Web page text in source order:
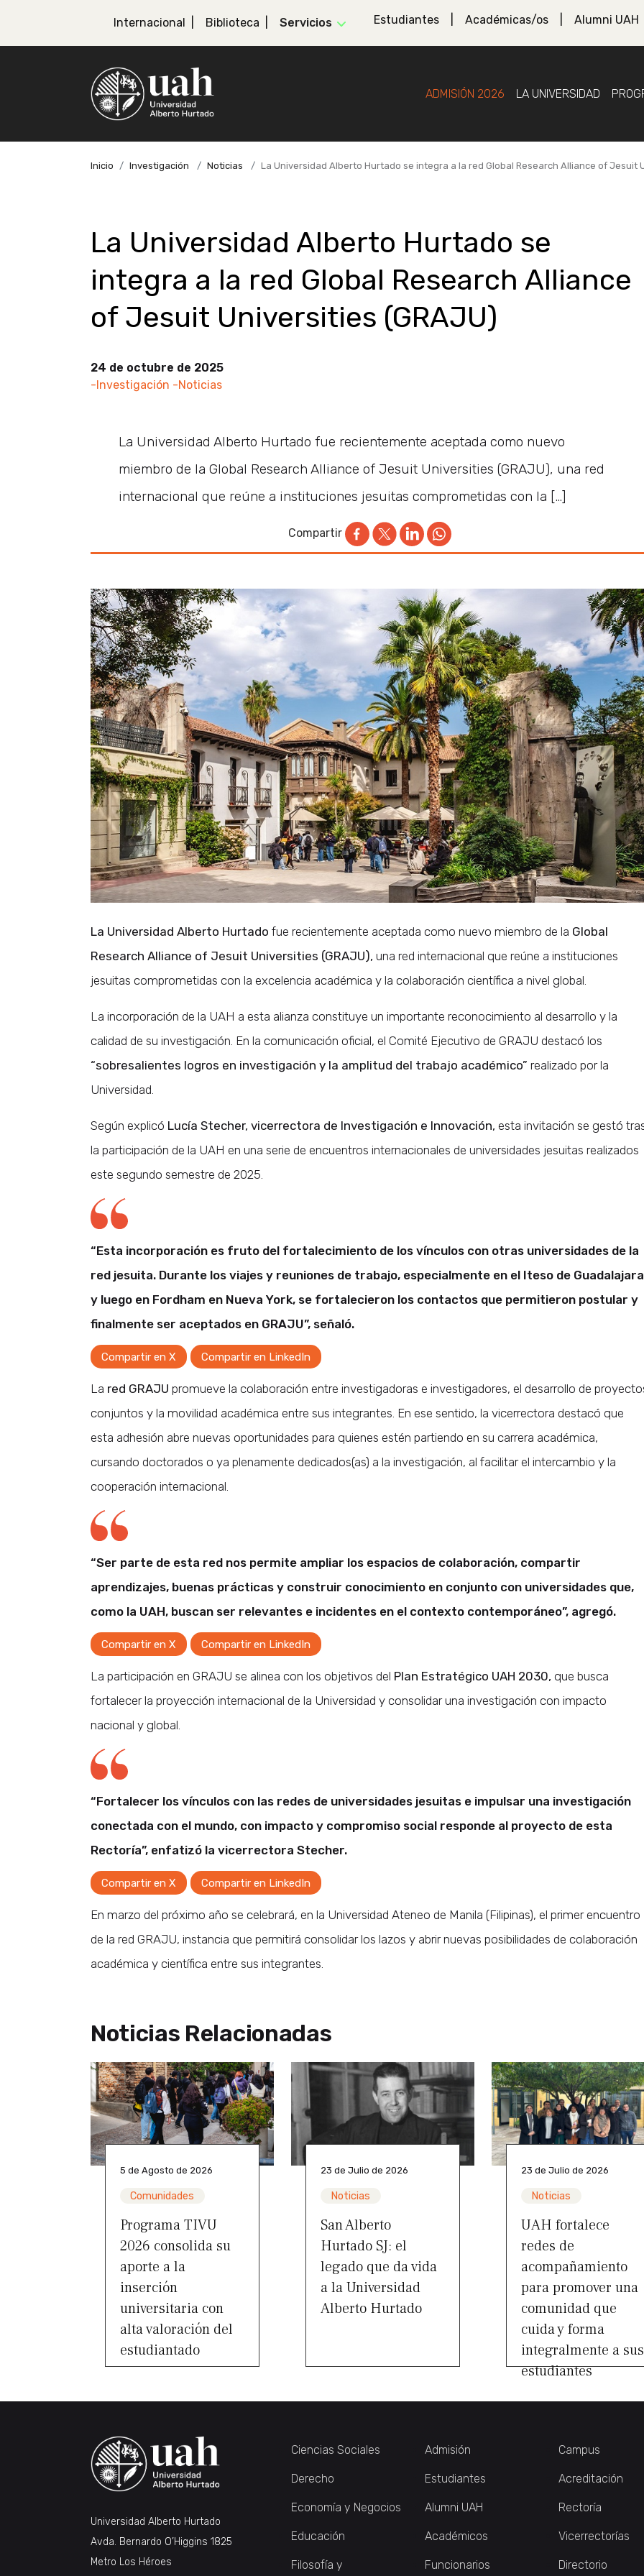
Internacional Biblioteca Servicios Estudiantes Académicas/os Alumni UAH
ADMISIÓN 2026 LA UNIVERSIDAD
Inicio Investigación Noticias La Universidad Alberto Hurtado se integra a la red Global Research Alliance of Jesuit
La Universidad Alberto Hurtado se
integra a la red Global Research Alliance
of Jesuit Universities (GRAJU)
24 de octubre de 2025
-Investigación -Noticias
La Universidad Alberto Hurtado fue recientemente aceptada como nuevo
miembro de la Global Research Alliance of Jesuit Universities (GRAJU), una red
internacional que reúne a instituciones jesuitas comprometidas con la […]
Compartir
La Universidad Alberto Hurtado fue recientemente aceptada como nuevo miembro de la Global
Research Alliance of Jesuit Universities (GRAJU), una red internacional que reúne a instituciones
jesuitas comprometidas con la excelencia académica y la colaboración científica a nivel global.
La incorporación de la UAH a esta alianza constituye un importante reconocimiento al desarrollo y la
calidad de su investigación. En la comunicación oficial, el Comité Ejecutivo de GRAJU destacó los
“sobresalientes logros en investigación y la amplitud del trabajo académico” realizado por la
Universidad.
Según explicó Lucía Stecher, vicerrectora de Investigación e Innovación, esta invitación se gestó
la participación de la UAH en una serie de encuentros internacionales de universidades jesuitas realizados
este segundo semestre de 2025.
“Esta incorporación es fruto del fortalecimiento de los vínculos con otras universidades de la
red jesuita. Durante los viajes y reuniones de trabajo, especialmente en el Iteso de Guadalajara
y luego en Fordham en Nueva York, se fortalecieron los contactos que permitieron postular y
finalmente ser aceptados en GRAJU”, señaló.
Compartir en X Compartir en LinkedIn
La red GRAJU promueve la colaboración entre investigadoras e investigadores, el desarrollo de
conjuntos y la movilidad académica entre sus integrantes. En ese sentido, la vicerrectora destacó que
esta adhesión abre nuevas oportunidades para quienes estén partiendo en su carrera académica,
cursando doctorados o ya plenamente dedicados(as) a la investigación, al facilitar el intercambio y la
cooperación internacional.
“Ser parte de esta red nos permite ampliar los espacios de colaboración, compartir
aprendizajes, buenas prácticas y construir conocimiento en conjunto con universidades que,
como la UAH, buscan ser relevantes e incidentes en el contexto contemporáneo”, agregó.
Compartir en X Compartir en LinkedIn
La participación en GRAJU se alinea con los objetivos del Plan Estratégico UAH 2030, que busca
fortalecer la proyección internacional de la Universidad y consolidar una investigación con impacto
nacional y global.
“Fortalecer los vínculos con las redes de universidades jesuitas e impulsar una investigación
conectada con el mundo, con impacto y compromiso social responde al proyecto de esta
Rectoría”, enfatizó la vicerrectora Stecher.
Compartir en X Compartir en LinkedIn
En marzo del próximo año se celebrará, en la Universidad Ateneo de Manila (Filipinas), el primer encuentro
de la red GRAJU, instancia que permitirá consolidar los lazos y abrir nuevas posibilidades de colaboración
académica y científica entre sus integrantes.
Noticias Relacionadas
5 de Agosto de 2026
Comunidades
Programa TIVU
2026 consolida su
aporte a la
inserción
universitaria con
alta valoración del
estudiantado
23 de Julio de 2026
Noticias
San Alberto
Hurtado SJ: el
legado que da vida
a la Universidad
Alberto Hurtado
23 de Julio de 2026
Noticias
UAH fortalece
redes de
acompañamiento
para promover una
comunidad que
cuida y forma
integralmente a sus
estudiantes
Universidad Alberto Hurtado
Avda. Bernardo O’Higgins 1825
Metro Los Héroes
Ciencias Sociales
Derecho
Economía y Negocios
Educación
Filosofía y
Admisión
Estudiantes
Alumni UAH
Académicos
Funcionarios
Campus
Acreditación
Rectoría
Vicerrectorías
Directorio